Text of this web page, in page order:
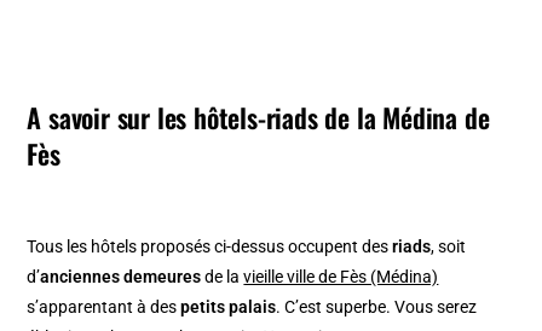
A savoir sur les hôtels-riads de la Médina de
Fès
Tous les hôtels proposés ci-dessus occupent desriads, soit
d’anciennes demeuresde lavieille ville de Fès (Médina)
s’apparentant à despetits palais. C’est superbe. Vous serez